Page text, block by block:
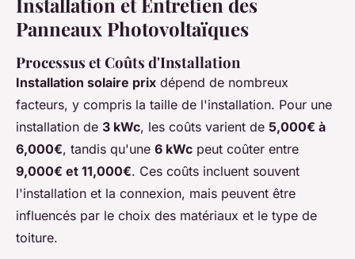
Panneaux Photovoltaïques
Processus et Coûts d'Installation
Installation solaire prix dépend de nombreux
facteurs, y compris la taille de l'installation. Pour une
installation de 3 kWc, les coûts varient de 5,000€ à
6,000€, tandis qu'une 6 kWc peut coûter entre
9,000€ et 11,000€. Ces coûts incluent souvent
l'installation et la connexion, mais peuvent être
influencés par le choix des matériaux et le type de
toiture.